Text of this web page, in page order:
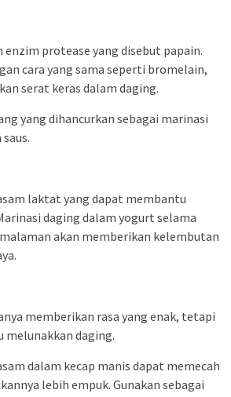
enzim protease yang disebut papain.
cara yang sama seperti bromelain,
serat keras dalam daging.
yang dihancurkan sebagai marinasi
laktat yang dapat membantu
daging dalam yogurt selama
akan memberikan kelembutan
memberikan rasa yang enak, tetapi
melunakkan daging.
dalam kecap manis dapat memecah
lebih empuk. Gunakan sebagai